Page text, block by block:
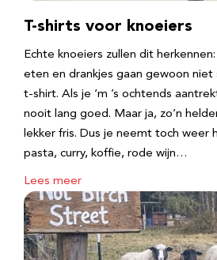
T-shirts voor knoeiers
Echte knoeiers zullen dit
eten en drankjes gaan gewoon
t-shirt. Als je ‘m ’s ochtends
nooit lang goed. Maar ja, zo’n
lekker fris. Dus je neemt toch weer
pasta, curry, koffie, rode wijn…
Lees meer